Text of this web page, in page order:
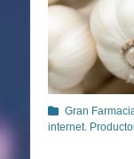
Categorías
Gran
internet.